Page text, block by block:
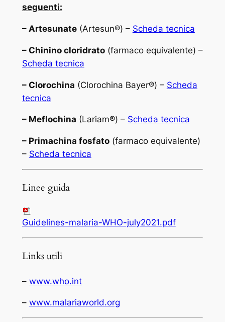
seguenti:
– Artesunate(Artesun®) – Scheda tecnica
– Chinino cloridrato(farmaco equivalente) –
Scheda tecnica
– Clorochina (Clorochina Bayer®) – Scheda
tecnica
– Meflochina (Lariam®) – Scheda tecnica
– Primachina fosfato(farmaco equivalente)
– Scheda tecnica
Linee guida
Guidelines-malaria-WHO-july2021.pdf
Links utili
– www.who.int
– www.malariaworld.org